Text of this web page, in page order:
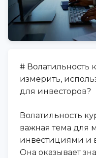
# Волатильность
измерить,
для инвесторов?
Волатильность
важная тема для
инвестициями и
Она оказывает